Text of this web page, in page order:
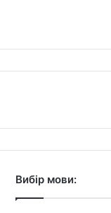
Вибір мови: